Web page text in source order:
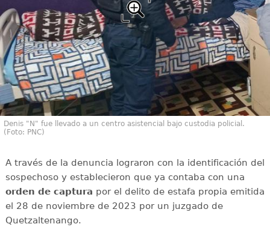
Denis "N" fue llevado a un centro asistencial bajo custodia policial.
(Foto: PNC)
A través de la denuncia lograron con la identificación del
sospechoso y establecieron que ya contaba con una
orden de captura por el delito de estafa propia emitida
el 28 de noviembre de 2023 por un juzgado de
Quetzaltenango.